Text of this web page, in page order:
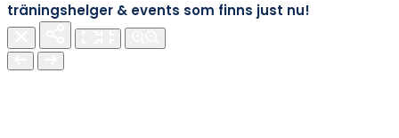
träningshelger & events som finns just nu!